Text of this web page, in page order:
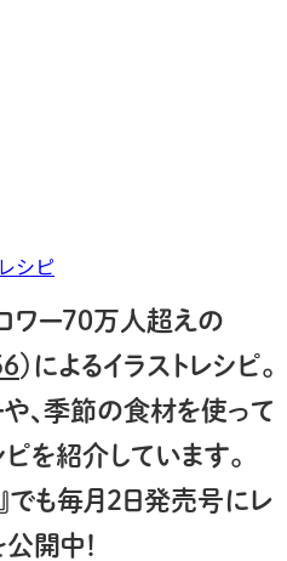
ワー70万人超えの
）によるイラストレシピ。
、季節の食材を使って
を紹介しています。
でも毎月2日発売号にレ
開中！